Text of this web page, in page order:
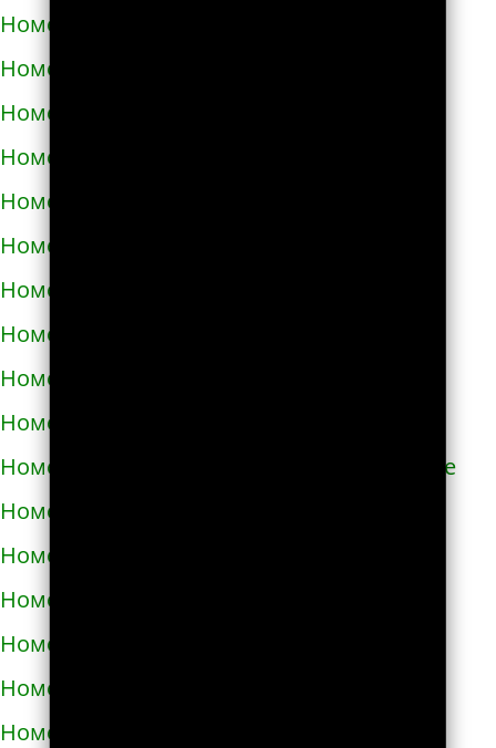
Номера телефонов такси в Абакане
Номера телефонов такси в Абдулино
Номера телефонов такси в Абинске
Номера телефонов такси в Агидели
Номера телефонов такси в Агинском
Номера телефонов такси в Агрызе
Номера телефонов такси в Адыгейске
Номера телефонов такси в Азнакаево
Номера телефонов такси в Азове
Номера телефонов такси в Ак-Довураке
Номера телефонов такси в Академгородке
Номера телефонов такси в Аксае
Номера телефонов такси в Алагире
Номера телефонов такси в Алапаевске
Номера телефонов такси в Алатыре
Номера телефонов такси в Алдане
Номера телефонов такси в Алейске